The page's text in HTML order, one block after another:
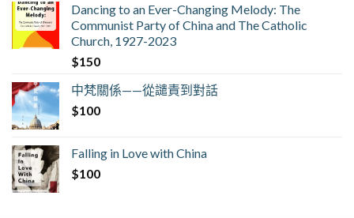
Dancing to an Ever-Changing Melody: The
Communist Party of China and The Catholic
Church, 1927-2023
$150
中梵關係——從譴責到對話
$100
Falling in Love with China
$100